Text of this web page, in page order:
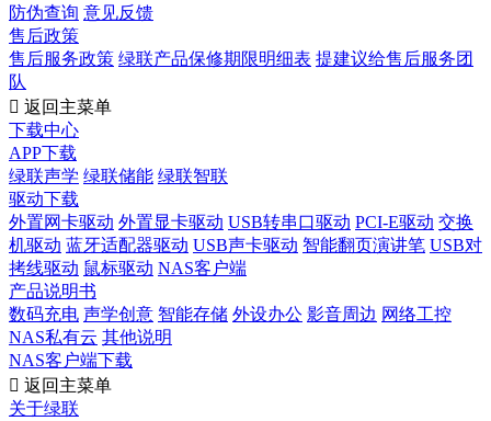
防伪查询 意见反馈
售后政策
售后服务政策 绿联产品保修期限明细表 提建议给售后服务团
队
 返回主菜单
下载中心
APP下载
绿联声学 绿联储能 绿联智联
驱动下载
外置网卡驱动 外置显卡驱动 USB转串口驱动 PCI-E驱动 交换
机驱动 蓝牙适配器驱动 USB声卡驱动 智能翻页演讲笔 USB对
拷线驱动 鼠标驱动 NAS客户端
产品说明书
数码充电 声学创意 智能存储 外设办公 影音周边 网络工控
NAS私有云 其他说明
NAS客户端下载
 返回主菜单
关于绿联